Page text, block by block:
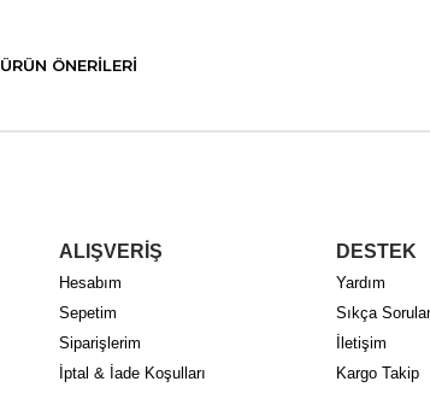
ÜRÜN ÖNERILERI
ALIŞVERİŞ
Hesabım
Sepetim
Siparişlerim
İptal & İade Koşulları
DESTEK
Yardım
Sıkça
İletişim
Kargo Takip